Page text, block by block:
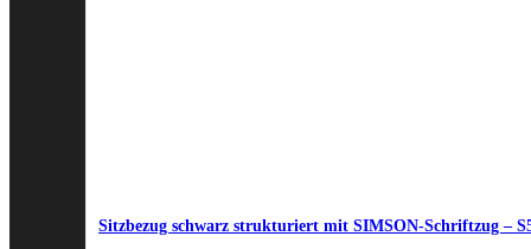
Sitzbezug schwarz strukturiert mit SIMSON-Schriftzug –